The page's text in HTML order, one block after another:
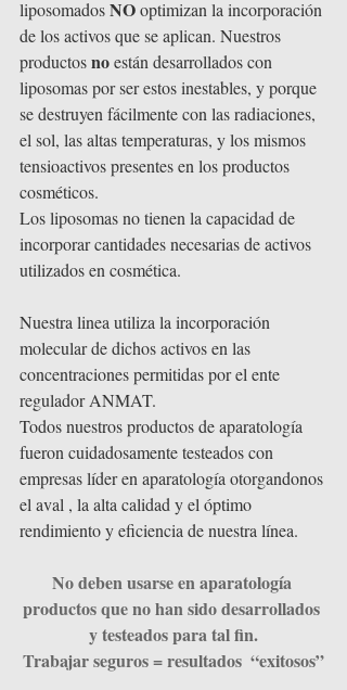
liposomados NO optimizan la incorporación
de los activos que se aplican. Nuestros
productos no están desarrollados con
liposomas por ser estos inestables, y porque
se destruyen fácilmente con las radiaciones,
el sol, las altas temperaturas, y los mismos
tensioactivos presentes en los productos
cosméticos.
Los liposomas no tienen la capacidad de
incorporar cantidades necesarias de activos
utilizados en cosmética.
Nuestra linea utiliza la incorporación
molecular de dichos activos en las
concentraciones permitidas por el ente
regulador ANMAT.
Todos nuestros productos de aparatología
fueron cuidadosamente testeados con
empresas líder en aparatología otorgandonos
el aval , la alta calidad y el óptimo
rendimiento y eficiencia de nuestra línea.
No deben usarse en aparatología
productos que no han sido desarrollados
y testeados para tal fin.
Trabajar seguros = resultados  “exitosos”